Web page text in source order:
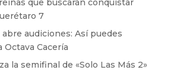
que buscarán conquistar
7
abre audiciones: Así puedes
Cacería
la semifinal de «Solo Las Más 2»